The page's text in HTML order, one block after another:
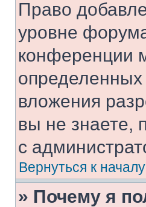
Право
уровне
конференции
вложения
вы не знаете,
с
Вернуться к началу
» Почему я